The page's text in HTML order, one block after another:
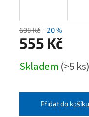
698 Kč –20 %
555 Kč
cena:
Skladem (>5 ks)
Přidat do košíku